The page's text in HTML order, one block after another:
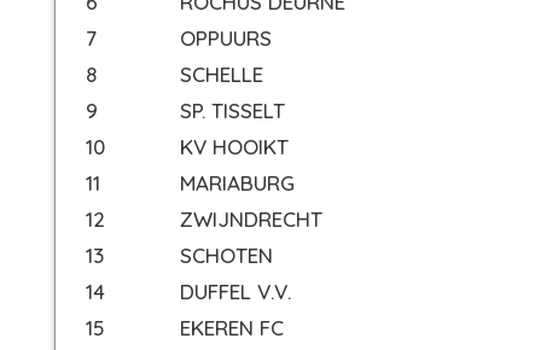
7
OPPUURS
8
SCHELLE
9
SP. TISSELT
10
KV HOOIKT
11
MARIABURG
12
ZWIJNDRECHT
13
SCHOTEN
14
DUFFEL V.V.
15
EKEREN FC